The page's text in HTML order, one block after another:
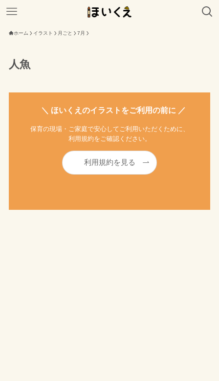
ホーム イラスト 月ごと 7月
人魚
＼ ほいくえのイラストをご利用の前に ／
保育の現場・ご家庭で安心してご利用いただくために、
利用規約をご確認ください。
利用規約を見る